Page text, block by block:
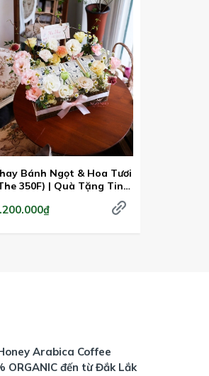
Bánh Ngọt & Hoa Tươi
350F) | Quà Tặng Tinh
Arabica Coffee
ORGANIC đến từ Đắk Lắk